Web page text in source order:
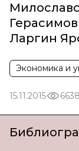
Ларгин
Экономика и
15.11.2015 6638